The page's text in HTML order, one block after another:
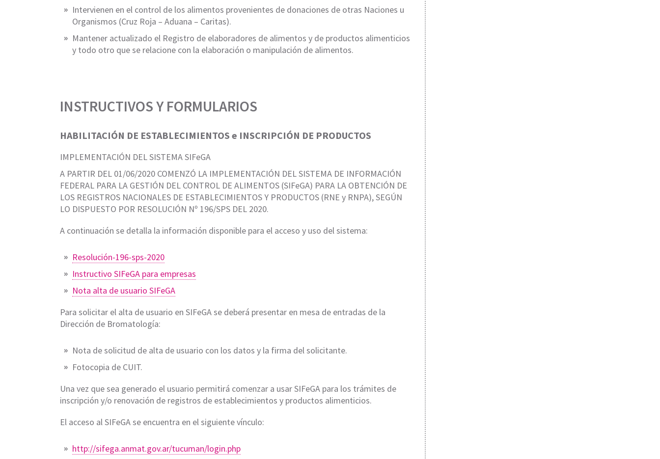
Intervienen en el control de los alimentos provenientes de donaciones de otras Naciones u
Organismos (Cruz Roja – Aduana – Caritas).
Mantener actualizado el Registro de elaboradores de alimentos y de productos alimenticios
y todo otro que se relacione con la elaboración o manipulación de alimentos.
INSTRUCTIVOS Y FORMULARIOS
HABILITACIÓN DE ESTABLECIMIENTOS e INSCRIPCIÓN DE PRODUCTOS
IMPLEMENTACIÓN DEL SISTEMA SIFeGA
A PARTIR DEL 01/06/2020 COMENZÓ LA IMPLEMENTACIÓN DEL SISTEMA DE INFORMACIÓN
FEDERAL PARA LA GESTIÓN DEL CONTROL DE ALIMENTOS (SIFeGA) PARA LA OBTENCIÓN DE
LOS REGISTROS NACIONALES DE ESTABLECIMIENTOS Y PRODUCTOS (RNE y RNPA), SEGÚN
LO DISPUESTO POR RESOLUCIÓN Nº 196/SPS DEL 2020.
A continuación se detalla la información disponible para el acceso y uso del sistema:
Resolución-196-sps-2020
Instructivo SIFeGA para empresas
Nota alta de usuario SIFeGA
Para solicitar el alta de usuario en SIFeGA se deberá presentar en mesa de entradas de la
Dirección de Bromatología:
Nota de solicitud de alta de usuario con los datos y la firma del solicitante.
Fotocopia de CUIT.
Una vez que sea generado el usuario permitirá comenzar a usar SIFeGA para los trámites de
inscripción y/o renovación de registros de establecimientos y productos alimenticios.
El acceso al SIFeGA se encuentra en el siguiente vínculo:
http://sifega.anmat.gov.ar/tucuman/login.php